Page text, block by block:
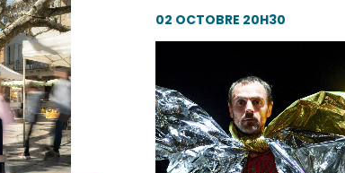
02 OCTOBRE 20H30